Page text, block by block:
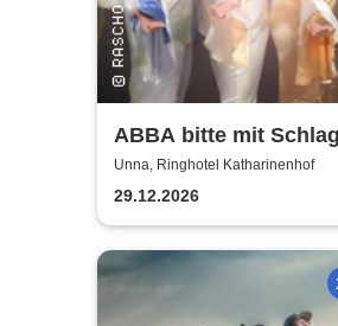
ABBA bitte mit
Unna, Ringhotel Katharinenhof
29.12.2026